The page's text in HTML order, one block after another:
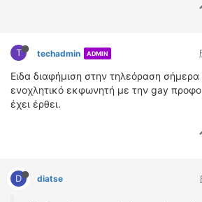
T techadmin ADMIN
Eιδα διαφήμιση στην τηλεόραση
ενοχλητικό εκφωνητή με την gay
έχει έρθει.
D diatse